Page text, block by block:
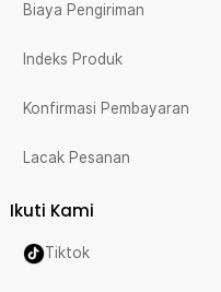
Biaya Pengiriman
Indeks Produk
Konfirmasi Pembayaran
Lacak Pesanan
Ikuti Kami
Tiktok